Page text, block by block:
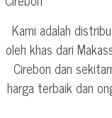
Kami adalah
oleh khas dari
Cirebon dan
harga terbaik dan